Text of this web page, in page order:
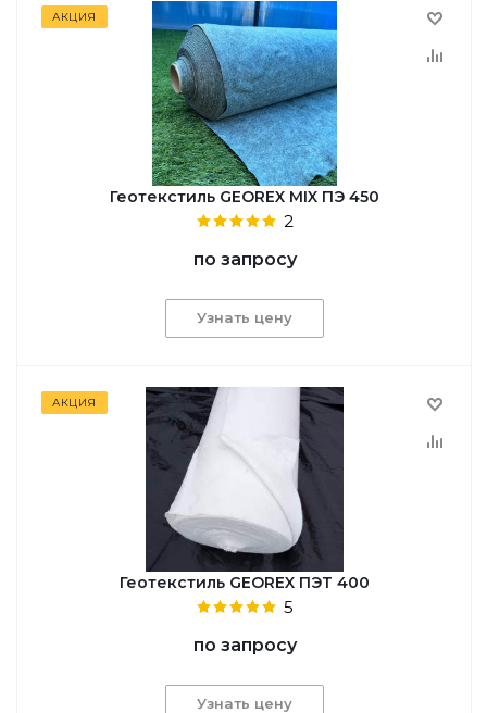
АКЦИЯ
Геотекстиль GEOREX MIX ПЭ 450
2
по запросу
Узнать цену
АКЦИЯ
Геотекстиль GEOREX ПЭТ 400
5
по запросу
Узнать цену